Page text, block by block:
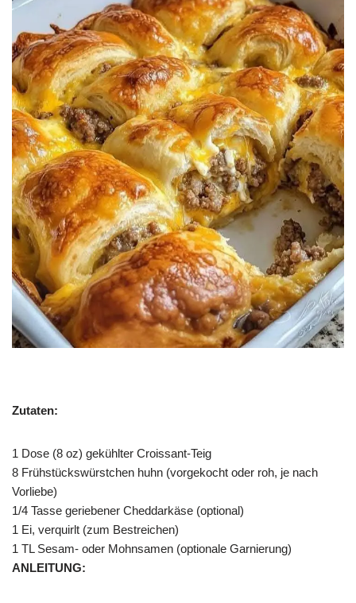
Zutaten:
1 Dose (8 oz) gekühlter Croissant-Teig
8 Frühstückswürstchen huhn (vorgekocht oder roh, je nach
Vorliebe)
1/4 Tasse geriebener Cheddarkäse (optional)
1 Ei, verquirlt (zum Bestreichen)
1 TL Sesam- oder Mohnsamen (optionale Garnierung)
ANLEITUNG: